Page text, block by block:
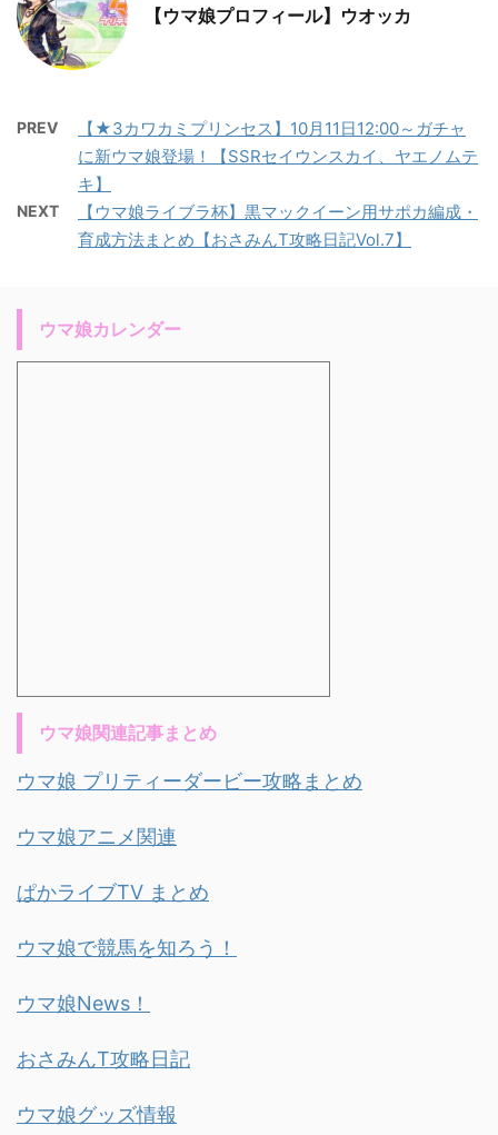
【ウマ娘プロフィール】ウオッカ
PREV
【★3カワカミプリンセス】10月11日12:00～ガチャ
に新ウマ娘登場！【SSRセイウンスカイ、ヤエノムテ
キ】
NEXT
【ウマ娘ライブラ杯】黒マックイーン用サポカ編成・
育成方法まとめ【おさみんT攻略日記Vol.7】
ウマ娘カレンダー
ウマ娘関連記事まとめ
ウマ娘 プリティーダービー攻略まとめ
ウマ娘アニメ関連
ぱかライブTV まとめ
ウマ娘で競馬を知ろう！
ウマ娘News！
おさみんT攻略日記
ウマ娘グッズ情報